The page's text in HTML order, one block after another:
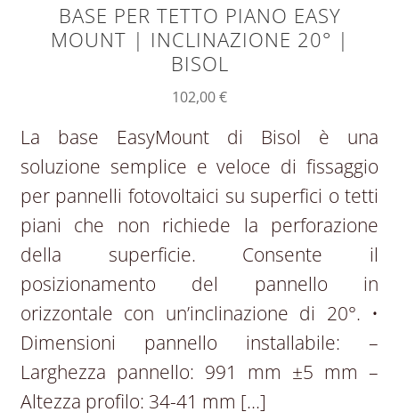
BASE PER TETTO PIANO EASY
MOUNT | INCLINAZIONE 20° |
BISOL
102,00€
La base EasyMount di Bisol è una
soluzione semplice e veloce di fissaggio
per pannelli fotovoltaici su superfici o tetti
piani che non richiede la perforazione
della superficie. Consente il
posizionamento del pannello in
orizzontale con un’inclinazione di 20°. •
Dimensioni pannello installabile: –
Larghezza pannello: 991 mm ±5 mm –
Altezza profilo: 34-41 mm […]